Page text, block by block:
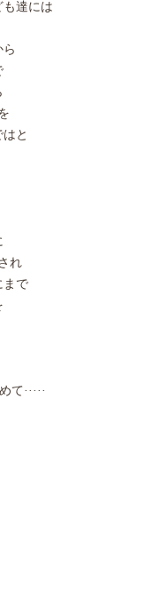
も達には
と
れ
まで
·····